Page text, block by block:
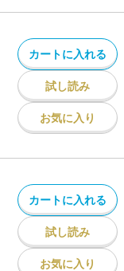
カートに入れる
試し読み
お気に入り
カートに入れる
試し読み
お気に入り